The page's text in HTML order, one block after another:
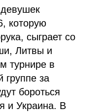
которую
сыграет со
Литвы и
турнире в
группе за
бороться
и Украина. В